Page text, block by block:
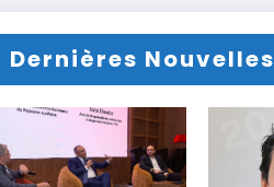
Dernières Nouvelles